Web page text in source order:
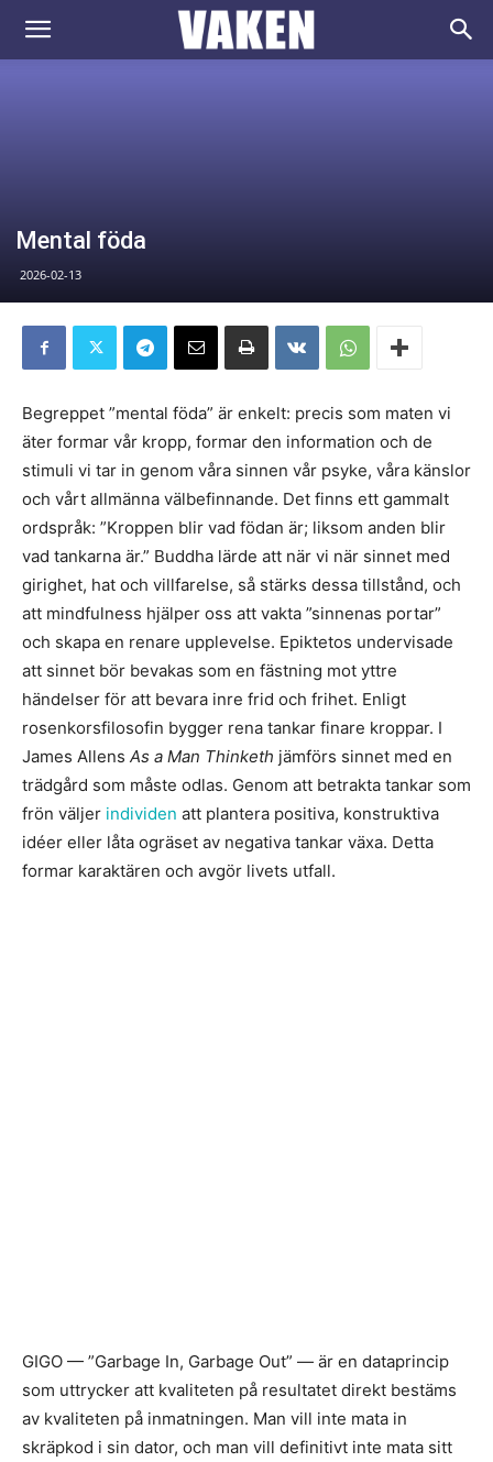
VAKEN.se
Mental föda
2026-02-13
Begreppet ”mental föda” är enkelt: precis som maten vi
äter formar vår kropp, formar den information och de
stimuli vi tar in genom våra sinnen vår psyke, våra känslor
och vårt allmänna välbefinnande. Det finns ett gammalt
ordspråk: ”Kroppen blir vad födan är; liksom anden blir
vad tankarna är.” Buddha lärde att när vi när sinnet med
girighet, hat och villfarelse, så stärks dessa tillstånd, och
att mindfulness hjälper oss att vakta ”sinnenas portar”
och skapa en renare upplevelse. Epiktetos undervisade
att sinnet bör bevakas som en fästning mot yttre
händelser för att bevara inre frid och frihet. Enligt
rosenkorsfilosofin bygger rena tankar finare kroppar. I
James Allens As a Man Thinketh jämförs sinnet med en
trädgård som måste odlas. Genom att betrakta tankar som
frön väljer individen att plantera positiva, konstruktiva
idéer eller låta ogräset av negativa tankar växa. Detta
formar karaktären och avgör livets utfall.
GIGO — ”Garbage In, Garbage Out” — är en dataprincip
som uttrycker att kvaliteten på resultatet direkt bestäms
av kvaliteten på inmatningen. Man vill inte mata in
skräpkod i sin dator, och man vill definitivt inte mata sitt